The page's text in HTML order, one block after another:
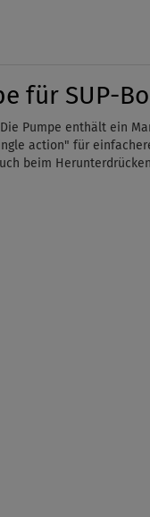
für SUP-
Pumpe enthält ein
action" für
beim